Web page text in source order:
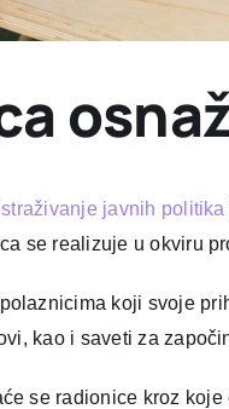
javnih politika
se realizuje u okviru
koji svoje
kao i saveti za
se radionice kroz